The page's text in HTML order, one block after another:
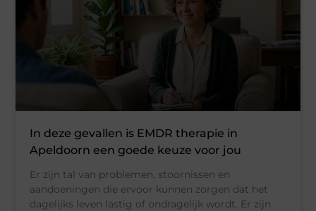
In deze gevallen is EMDR therapie in
Apeldoorn een goede keuze voor jou
Er zijn tal van problemen, stoornissen en
aandoeningen die ervoor kunnen zorgen dat het
dagelijks leven lastig of ondragelijk wordt. Er zijn